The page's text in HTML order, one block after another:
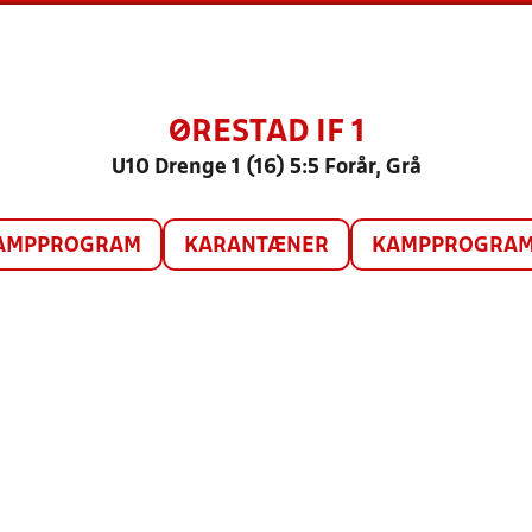
ØRESTAD IF 1
U10 Drenge 1 (16) 5:5 Forår, Grå
KARANTÆNER